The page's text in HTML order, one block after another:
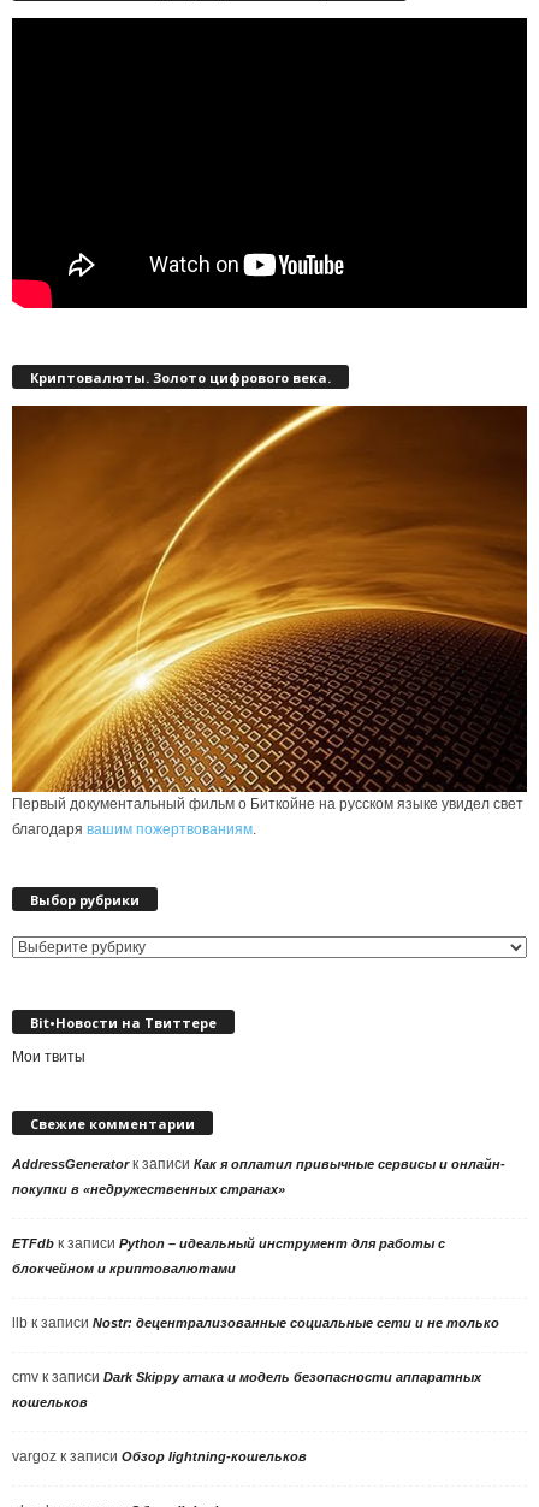
Криптовалюты. Золото цифрового века.
Первый документальный фильм о Биткойне на русском языке увидел свет
благодаря вашим пожертвованиям.
Выбор рубрики
Выбор
Bit•Новости на Твиттере
Мои твиты
Свежие комментарии
AddressGeneratorк записи Как я оплатил привычные сервисы и онлайн-
покупки в «недружественных странах»
ETFdb к записи Python – идеальный инструмент для работы с
блокчейном и криптовалютами
llb к записи Nostr: децентрализованные социальные сети и не только
cmv к записи Dark Skippy атака и модель безопасности аппаратных
кошельков
vargoz к записи Обзор lightning-кошельков